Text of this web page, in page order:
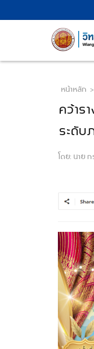
หน้าหลัก >
คว้าร
ระดับ
โดย: นาย